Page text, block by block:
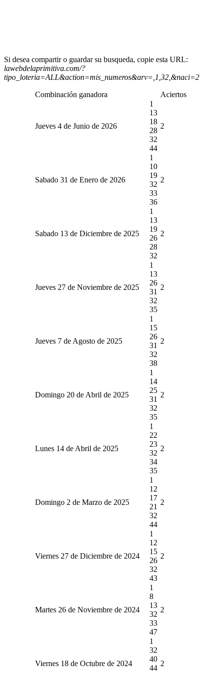
Si desea compartir o guardar su busqueda, copie esta URL:
lawebdelaprimitiva.com/?
tipo_loteria=ALL&action=mis_numeros&arv=,1,32,&naci=2
Combinación ganadora Aciertos
Jueves 4 de Junio de 2026
1
13
18
28
32
44
2
Sabado 31 de Enero de 2026
1
10
19
32
33
36
2
Sabado 13 de Diciembre de 2025
1
13
19
26
28
32
2
Jueves 27 de Noviembre de 2025
1
13
26
31
32
35
2
Jueves 7 de Agosto de 2025
1
15
26
31
32
38
2
Domingo 20 de Abril de 2025
1
14
25
31
32
35
2
Lunes 14 de Abril de 2025
1
22
23
32
34
35
2
Domingo 2 de Marzo de 2025
1
12
17
21
32
44
2
Viernes 27 de Diciembre de 2024
1
12
15
26
32
43
2
Martes 26 de Noviembre de 2024
1
8
13
32
33
47
2
Viernes 18 de Octubre de 2024
1
32
40
44
2